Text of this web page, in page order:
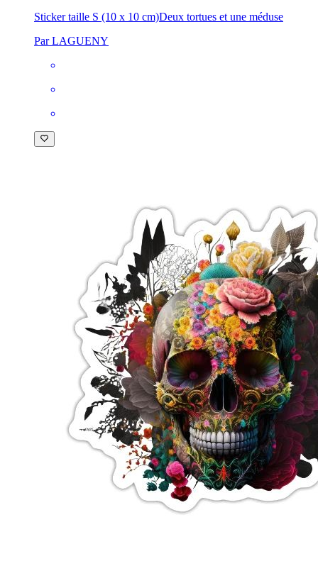
Sticker taille S (10 x 10 cm)Deux tortues et une méduse
Par LAGUENY